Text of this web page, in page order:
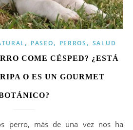
, PASEO, PERROS , SALUD
COME CÉSPED? ¿ESTÁ
O ES UN GOURMET